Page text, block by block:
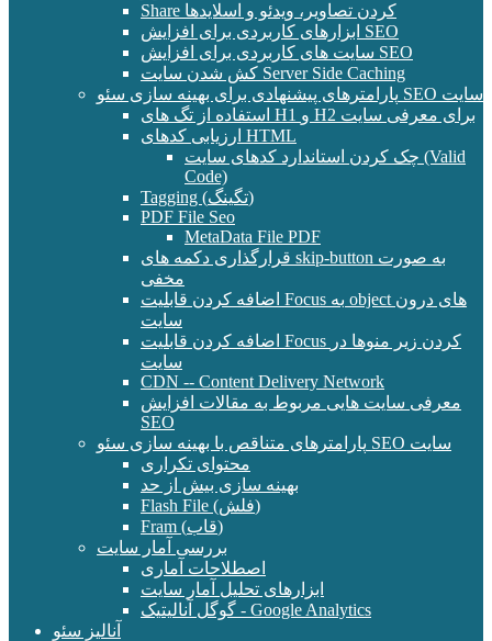
Share کردن تصاویر، ویدئو و اسلایدها
ابزارهای کاربردی برای افزایش SEO
سایت های کاربردی برای افزایش SEO
کش شدن سایت Server Side Caching
پارامترهای پیشنهادی برای بهینه سازی سئو SEO سایت
استفاده از تگ های H1 و H2 برای معرفی سایت
ارزیابی کدهای HTML
چک کردن استاندارد کدهای سایت (Valid
Code)
Tagging (تگینگ)
PDF File Seo
MetaData File PDF
قرارگذاری دکمه های skip-button به صورت
مخفی
اضافه کردن قابلیت Focus به object های درون
سایت
اضافه کردن قابلیت Focus کردن زیر منوها در
سایت
CDN -- Content Delivery Network
معرفی سایت هایی مربوط به مقالات افزایش
SEO
پارامترهای متناقص با بهینه سازی سئو SEO سایت
محتوای تکراری
بهینه سازی بیش از حد
Flash File (فلش)
Fram (قاب)
بررسی آمار سایت
اصطلاحات آماری
ابزارهای تحلیل آمار سایت
گوگل آنالیتیک - Google Analytics
آنالیز سئو